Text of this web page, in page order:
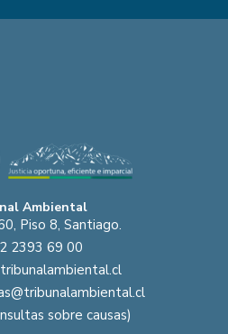
Ambiental
Piso 8, Santiago.
2393 69 00
sobre causas)